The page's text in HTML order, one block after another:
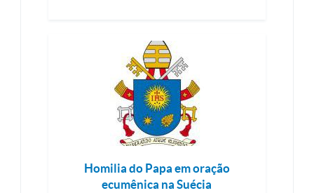
Homilia do Papa em oração
ecumênica na Suécia